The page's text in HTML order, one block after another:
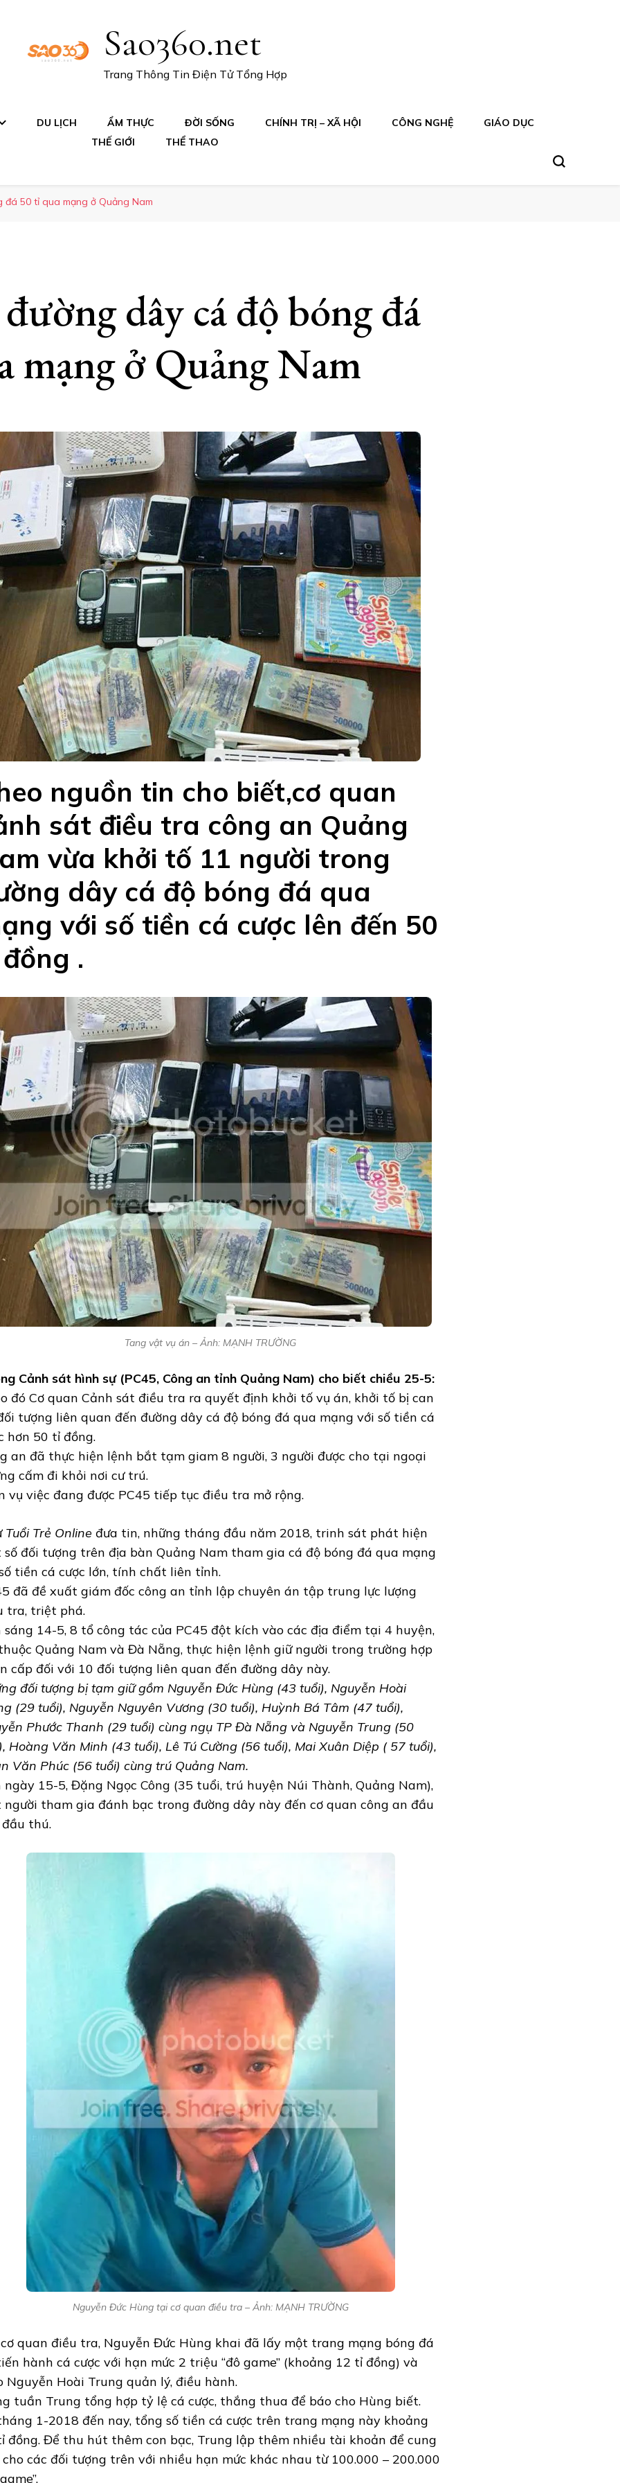
Sao360.net
Trang Thông Tin Điện Tử Tổng Hợp
DU LỊCH ẨM THỰC ĐỜI SỐNG CHÍNH TRỊ – XÃ HỘI CÔNG NGHỆ
GIÁO DỤC
THẾ GIỚI
THỂ THAO
50 tỉ qua mạng ở Quảng Nam
dây cá độ bóng đá
mạng ở Quảng Nam
nguồn tin cho biết,cơ quan
sát điều tra công an Quảng
vừa khởi tố 11 người trong
dây cá độ bóng đá qua
với số tiền cá cược lên đến 50
.
Tang vật vụ án – Ảnh: MẠNH TRƯỜNG
Cảnh sát hình sự (PC45, Công an tỉnh Quảng Nam) cho biết chiều 25-5:
đó Cơ quan Cảnh sát điều tra ra quyết định khởi tố vụ án, khởi tố bị can
tượng liên quan đến đường dây cá độ bóng đá qua mạng với số tiền cá
hơn 50 tỉ đồng.
an đã thực hiện lệnh bắt tạm giam 8 người, 3 người được cho tại ngoại
cấm đi khỏi nơi cư trú.
vụ việc đang được PC45 tiếp tục điều tra mở rộng.
Tuổi Trẻ Online đưa tin, những tháng đầu năm 2018, trinh sát phát hiện
số đối tượng trên địa bàn Quảng Nam tham gia cá độ bóng đá qua mạng
tiền cá cược lớn, tính chất liên tỉnh.
đã đề xuất giám đốc công an tỉnh lập chuyên án tập trung lực lượng
tra, triệt phá.
sáng 14-5, 8 tổ công tác của PC45 đột kích vào các địa điểm tại 4 huyện,
Quảng Nam và Đà Nẵng, thực hiện lệnh giữ người trong trường hợp
cấp đối với 10 đối tượng liên quan đến đường dây này.
đối tượng bị tạm giữ gồm Nguyễn Đức Hùng (43 tuổi), Nguyễn Hoài
(29 tuổi), Nguyễn Nguyên Vương (30 tuổi), Huỳnh Bá Tâm (47 tuổi),
Phước Thanh (29 tuổi) cùng ngụ TP Đà Nẵng và Nguyễn Trung (50
Hoàng Văn Minh (43 tuổi), Lê Tú Cường (56 tuổi), Mai Xuân Diệp ( 57 tuổi),
Văn Phúc (56 tuổi) cùng trú Quảng Nam.
ngày 15-5, Đặng Ngọc Công (35 tuổi, trú huyện Núi Thành, Quảng Nam),
người tham gia đánh bạc trong đường dây này đến cơ quan công an đầu
thú.
Nguyễn Đức Hùng tại cơ quan điều tra – Ảnh: MẠNH TRƯỜNG
quan điều tra, Nguyễn Đức Hùng khai đã lấy một trang mạng bóng đá
hành cá cược với hạn mức 2 triệu “đô game” (khoảng 12 tỉ đồng) và
Nguyễn Hoài Trung quản lý, điều hành.
tuần Trung tổng hợp tỷ lệ cá cược, thắng thua để báo cho Hùng biết.
1-2018 đến nay, tổng số tiền cá cược trên trang mạng này khoảng
đồng. Để thu hút thêm con bạc, Trung lập thêm nhiều tài khoản để cung
các đối tượng trên với nhiều hạn mức khác nhau từ 100.000 – 200.000